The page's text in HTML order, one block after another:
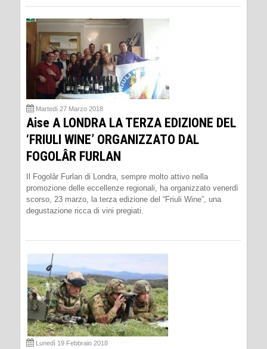
Martedì 27 Marzo 2018
Aise A LONDRA LA TERZA EDIZIONE DEL
‘FRIULI WINE’ ORGANIZZATO DAL
FOGOLÂR FURLAN
Il Fogolâr Furlan di Londra, sempre molto attivo nella
promozione delle eccellenze regionali, ha organizzato venerdì
scorso, 23 marzo, la terza edizione del “Friuli Wine”, una
degustazione ricca di vini pregiati.
Lunedì 19 Febbraio 2018